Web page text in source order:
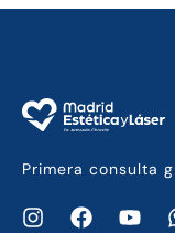
Primera consulta